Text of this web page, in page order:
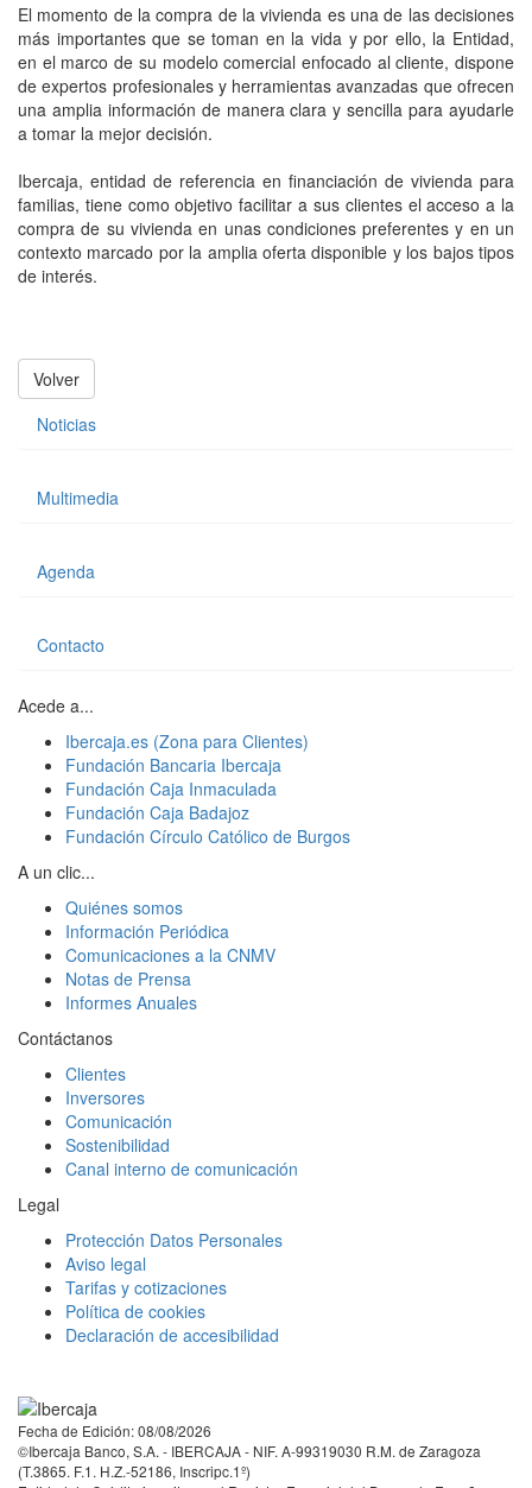
El momento de la compra de la vivienda es una de las decisiones
más importantes que se toman en la vida y por ello, la Entidad,
en el marco de su modelo comercial enfocado al cliente, dispone
de expertos profesionales y herramientas avanzadas que ofrecen
una amplia información de manera clara y sencilla para ayudarle
a tomar la mejor decisión.
Ibercaja, entidad de referencia en financiación de vivienda para
familias, tiene como objetivo facilitar a sus clientes el acceso a la
compra de su vivienda en unas condiciones preferentes y en un
contexto marcado por la amplia oferta disponible y los bajos tipos
de interés.
Volver
Noticias
Multimedia
Agenda
Contacto
Acede a...
Ibercaja.es (Zona para Clientes)
Fundación Bancaria Ibercaja
Fundación Caja Inmaculada
Fundación Caja Badajoz
Fundación Círculo Católico de Burgos
A un clic...
Quiénes somos
Información Periódica
Comunicaciones a la CNMV
Notas de Prensa
Informes Anuales
Contáctanos
Clientes
Inversores
Comunicación
Sostenibilidad
Canal interno de comunicación
Legal
Protección Datos Personales
Aviso legal
Tarifas y cotizaciones
Política de cookies
Declaración de accesibilidad
Fecha de Edición: 08/08/2026
©Ibercaja Banco, S.A. - IBERCAJA - NIF. A-99319030 R.M. de Zaragoza
(T.3865. F.1. H.Z.-52186, Inscripc.1º)